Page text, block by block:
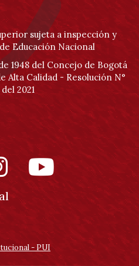
sujeta a inspección y
Educación Nacional
1948 del Concejo de Bogotá
Alta Calidad - Resolución N°
2021
- PUI